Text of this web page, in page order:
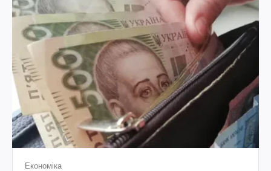
Економіка